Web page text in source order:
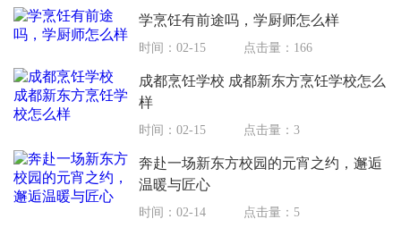
学烹饪有前途吗，学厨师怎么样
时间：02-15 点击量：166
成都烹饪学校 成都新东方烹饪学校怎么
样
时间：02-15 点击量：3
奔赴一场新东方校园的元宵之约，邂逅
温暖与匠心
时间：02-14 点击量：5